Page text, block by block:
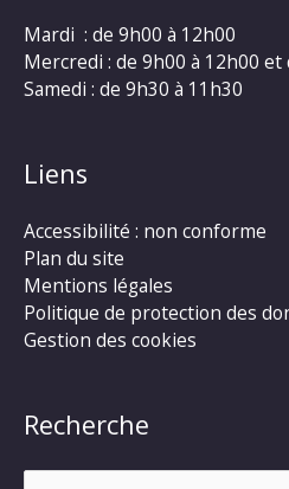
Mardi : de 9h00 à 12h00
Mercredi : de 9h00 à 12h00 et
Samedi : de 9h30 à 11h30
Liens
Accessibilité : non conforme
Plan du site
Mentions légales
Politique de protection des
Gestion des cookies
Recherche